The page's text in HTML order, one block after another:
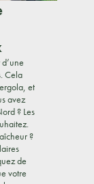
Cela
et
avez
? Les
?
de
votre